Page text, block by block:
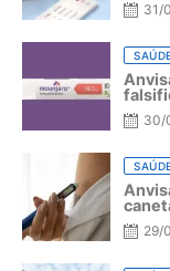
31/
30/
29/